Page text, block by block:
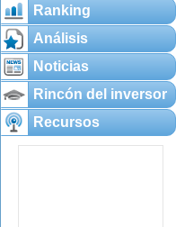
Ranking
Análisis
Noticias
Rincón del inversor
Recursos